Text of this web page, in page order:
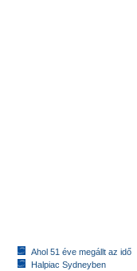
Ahol 51 éve megállt az idő
Halpiac Sydneyben